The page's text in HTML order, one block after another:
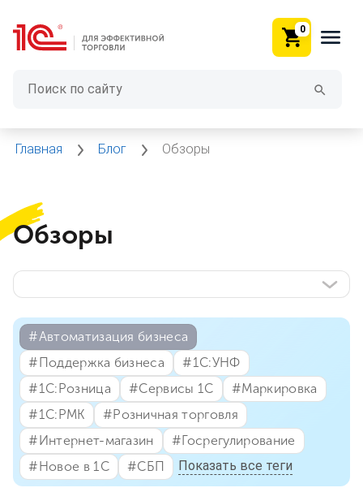
0
Главная Блог Обзоры
Обзоры
#⁣Автоматизация бизнеса
#⁣1С:УНФ
#⁣1С:Розница
#⁣Сервисы 1С
#⁣Маркировка
#⁣1С:РМК
#⁣Розничная торговля
#⁣Интернет-магазин
#⁣Госрегулирование
#⁣Новое в 1С
#⁣СБП
#⁣Поддержка бизнеса
Показать все теги